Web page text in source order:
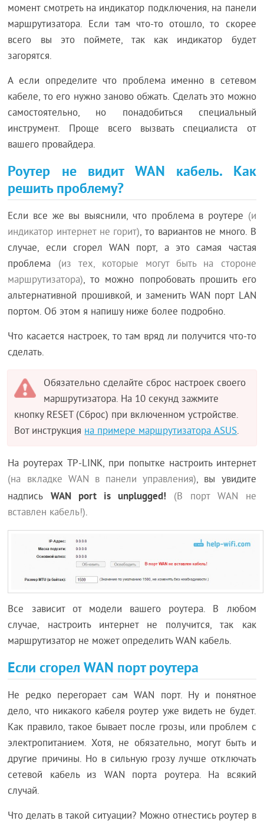
момент смотреть на индикатор подключения, на панели
маршрутизатора. Если там что-то отошло, то скорее
всего вы это поймете, так как индикатор будет
загорятся.
А если определите что проблема именно в сетевом
кабеле, то его нужно заново обжать. Сделать это можно
самостоятельно, но понадобиться специальный
инструмент. Проще всего вызвать специалиста от
вашего провайдера.
Роутер не видит WAN кабель. Как
решить проблему?
Если все же вы выяснили, что проблема в роутере (и
индикатор интернет не горит), то вариантов не много. В
случае, если сгорел WAN порт, а это самая частая
проблема (из тех, которые могут быть на стороне
маршрутизатора), то можно попробовать прошить его
альтернативной прошивкой, и заменить WAN порт LAN
портом. Об этом я напишу ниже более подробно.
Что касается настроек, то там вряд ли получится что-то
сделать.
Обязательно сделайте сброс настроек своего
маршрутизатора. На 10 секунд зажмите
кнопку RESET (Сброс) при включенном устройстве.
Вот инструкцияна примере маршрутизатора ASUS.
На роутерах TP-LINK, при попытке настроить интернет
(на вкладке WAN в панели управления), вы увидите
надписьWAN port is unplugged!
(В порт WAN не
вставлен кабель!).
Все зависит от модели вашего роутера. В любом
случае, настроить интернет не получится, так как
маршрутизатор не может определить WAN кабель.
Если сгорел WAN порт роутера
Не редко перегорает сам WAN порт. Ну и понятное
дело, что никакого кабеля роутер уже видеть не будет.
Как правило, такое бывает после грозы, или проблем с
электропитанием. Хотя, не обязательно, могут быть и
другие причины. Но в сильную грозу лучше отключать
сетевой кабель из WAN порта роутера. На всякий
случай.
Что делать в такой ситуации? Можно отнестись роутер в